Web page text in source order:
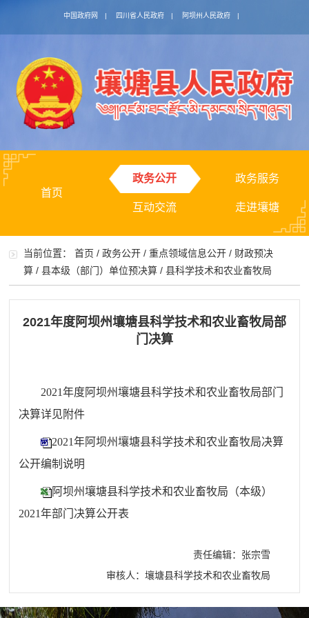
中国政府网 | 四川省人民政府 | 阿坝州人民政府 |
首页
政务公开 政务服务
互动交流 走进壤塘
当前位置：首页 /政务公开 /重点领域信息公开 / 财政预决
算 /县本级（部门）单位预决算 /县科学技术和农业畜牧局
2021年度阿坝州壤塘县科学技术和农业畜牧局部
门决算
2021年度阿坝州壤塘县科学技术和农业畜牧局部门
决算详见附件
2021年阿坝州壤塘县科学技术和农业畜牧局决算
公开编制说明
阿坝州壤塘县科学技术和农业畜牧局（本级）
2021年部门决算公开表
责任编辑：张宗雪
审核人：壤塘县科学技术和农业畜牧局